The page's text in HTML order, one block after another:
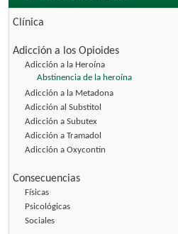
Clínica
Adicción a los Opioides
Adicción a la Heroína
Abstinencia de la heroína
Adicción a la Metadona
Adicción al Substitol
Adicción a Subutex
Adicción a Tramadol
Adicción a Oxycontin
Consecuencias
Físicas
Psicológicas
Sociales